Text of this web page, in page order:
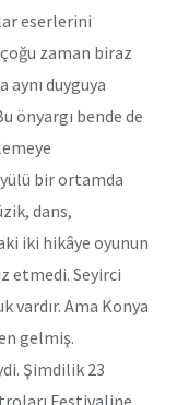
eserlerini
zaman biraz
aynı duyguya
önyargı bende de
bir ortamda
dans,
iki hikâye oyunun
etmedi. Seyirci
vardır. Ama Konya
gelmiş.
Şimdilik 23